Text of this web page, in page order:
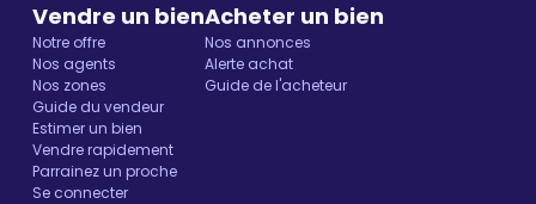
Vendre un bien
Notre offre
Nos agents
Nos zones
Guide du vendeur
Estimer un bien
Vendre rapidement
Parrainez un proche
Se connecter
Acheter un bien
Nos annonces
Alerte achat
Guide de l'acheteur